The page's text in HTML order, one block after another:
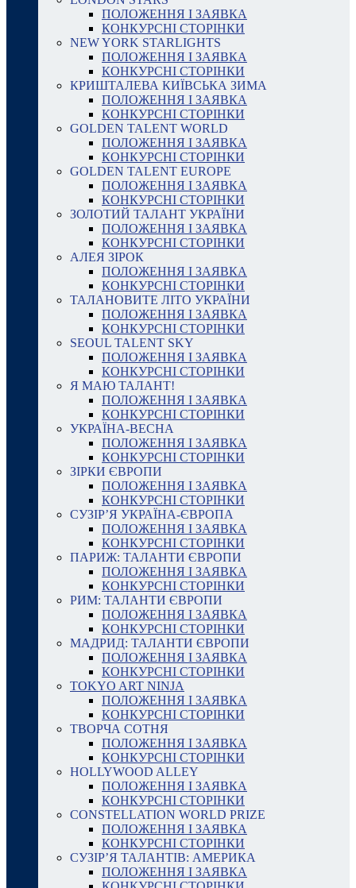
ПОЛОЖЕННЯ І ЗАЯВКА
КОНКУРСНІ СТОРІНКИ
NEW YORK STARLIGHTS
ПОЛОЖЕННЯ І ЗАЯВКА
КОНКУРСНІ СТОРІНКИ
КРИШТАЛЕВА КИЇВСЬКА ЗИМА
ПОЛОЖЕННЯ І ЗАЯВКА
КОНКУРСНІ СТОРІНКИ
GOLDEN TALENT WORLD
ПОЛОЖЕННЯ І ЗАЯВКА
КОНКУРСНІ СТОРІНКИ
GOLDEN TALENT EUROPE
ПОЛОЖЕННЯ І ЗАЯВКА
КОНКУРСНІ СТОРІНКИ
ЗОЛОТИЙ ТАЛАНТ УКРАЇНИ
ПОЛОЖЕННЯ І ЗАЯВКА
КОНКУРСНІ СТОРІНКИ
АЛЕЯ ЗІРОК
ПОЛОЖЕННЯ І ЗАЯВКА
КОНКУРСНІ СТОРІНКИ
ТАЛАНОВИТЕ ЛІТО УКРАЇНИ
ПОЛОЖЕННЯ І ЗАЯВКА
КОНКУРСНІ СТОРІНКИ
SEOUL TALENT SKY
ПОЛОЖЕННЯ І ЗАЯВКА
КОНКУРСНІ СТОРІНКИ
Я МАЮ ТАЛАНТ!
ПОЛОЖЕННЯ І ЗАЯВКА
КОНКУРСНІ СТОРІНКИ
УКРАЇНА-ВЕСНА
ПОЛОЖЕННЯ І ЗАЯВКА
КОНКУРСНІ СТОРІНКИ
ЗІРКИ ЄВРОПИ
ПОЛОЖЕННЯ І ЗАЯВКА
КОНКУРСНІ СТОРІНКИ
СУЗІР’Я УКРАЇНА-ЄВРОПА
ПОЛОЖЕННЯ І ЗАЯВКА
КОНКУРСНІ СТОРІНКИ
ПАРИЖ: ТАЛАНТИ ЄВРОПИ
ПОЛОЖЕННЯ І ЗАЯВКА
КОНКУРСНІ СТОРІНКИ
РИМ: ТАЛАНТИ ЄВРОПИ
ПОЛОЖЕННЯ І ЗАЯВКА
КОНКУРСНІ СТОРІНКИ
МАДРИД: ТАЛАНТИ ЄВРОПИ
ПОЛОЖЕННЯ І ЗАЯВКА
КОНКУРСНІ СТОРІНКИ
TOKYO ART NINJA
ПОЛОЖЕННЯ І ЗАЯВКА
КОНКУРСНІ СТОРІНКИ
ТВОРЧА СОТНЯ
ПОЛОЖЕННЯ І ЗАЯВКА
КОНКУРСНІ СТОРІНКИ
HOLLYWOOD ALLEY
ПОЛОЖЕННЯ І ЗАЯВКА
КОНКУРСНІ СТОРІНКИ
CONSTELLATION WORLD PRIZE
ПОЛОЖЕННЯ І ЗАЯВКА
КОНКУРСНІ СТОРІНКИ
СУЗІР’Я ТАЛАНТІВ: АМЕРИКА
ПОЛОЖЕННЯ І ЗАЯВКА